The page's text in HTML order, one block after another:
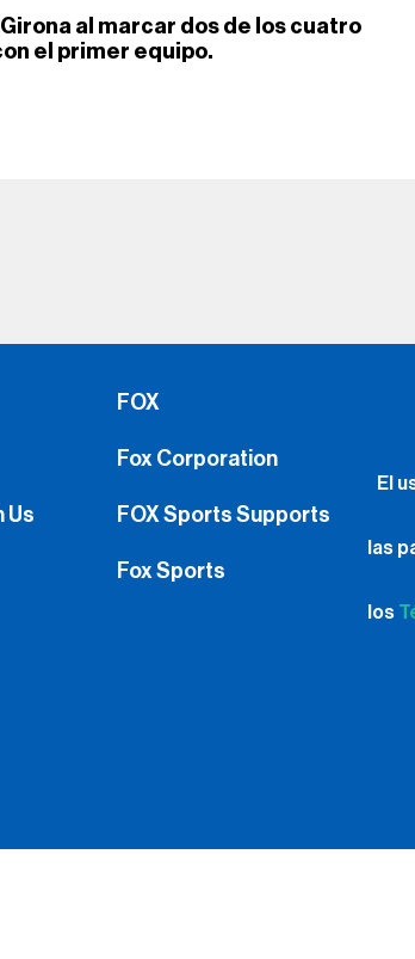
al marcar dos de los cuatro
el primer equipo.
Us
FOX
Fox Corporation
FOX Sports Supports
Fox Sports
El
las
los